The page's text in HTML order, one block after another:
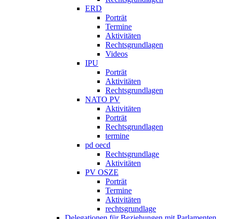
ERD
Porträt
Termine
Aktivitäten
Rechtsgrundlagen
Videos
IPU
Porträt
Aktivitäten
Rechtsgrundlagen
NATO PV
Aktivitäten
Porträt
Rechtsgrundlagen
termine
pd oecd
Rechtsgrundlage
Aktivitäten
PV OSZE
Porträt
Termine
Aktivitäten
rechtsgrundlage